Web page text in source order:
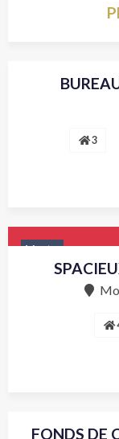
3
Vente
Vente
FONDS DE